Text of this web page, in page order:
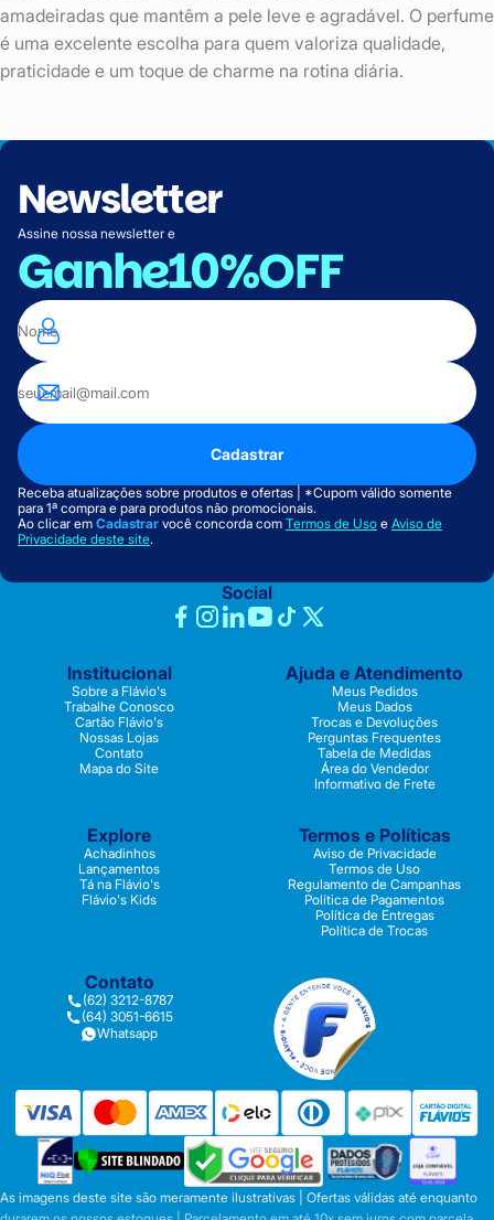
amadeiradas que mantêm a pele leve e agradável. O perfume
é uma excelente escolha para quem valoriza qualidade,
praticidade e um toque de charme na rotina diária.
Newsletter
Assine nossa newsletter e
Ganhe10%OFF
Cadastrar
Receba atualizações sobre produtos e ofertas | *Cupom válido somente
para 1ª compra e para produtos não promocionais.
Ao clicar em Cadastrar você concorda com Termos de Uso e Aviso de
Privacidade deste site.
Social
Institucional
Sobre a Flávio's
Trabalhe Conosco
Cartão Flávio's
Nossas Lojas
Contato
Mapa do Site
Ajuda e Atendimento
Meus Pedidos
Meus Dados
Trocas e Devoluções
Perguntas Frequentes
Tabela de Medidas
Área do Vendedor
Informativo de Frete
Explore
Achadinhos
Lançamentos
Tá na Flávio's
Flávio's Kids
Termos e Políticas
Aviso de Privacidade
Termos de Uso
Regulamento de Campanhas
Política de Pagamentos
Política de Entregas
Política de Trocas
Contato
(62) 3212-8787
(64) 3051-6615
Whatsapp
As imagens deste site são meramente ilustrativas | Ofertas válidas até enquanto